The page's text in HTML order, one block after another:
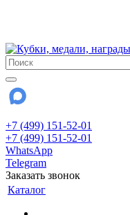
+7 (499) 151-52-01
+7 (499) 151-52-01
WhatsApp
Telegram
Заказать звонок
Каталог